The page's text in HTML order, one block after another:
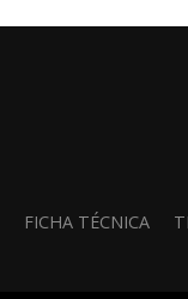
FICHA TÉCNICA